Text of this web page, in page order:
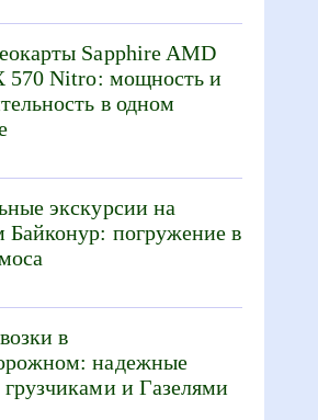
Sapphire AMD
570 Nitro: мощность и
в одном
экскурсии на
Байконур: погружение в
в
надежные
и Газелями